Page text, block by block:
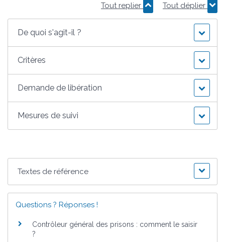
Tout replier Tout déplier
De quoi s'agit-il ?
Critères
Demande de libération
Mesures de suivi
Textes de référence
Questions ? Réponses !
Contrôleur général des prisons : comment le saisir
?